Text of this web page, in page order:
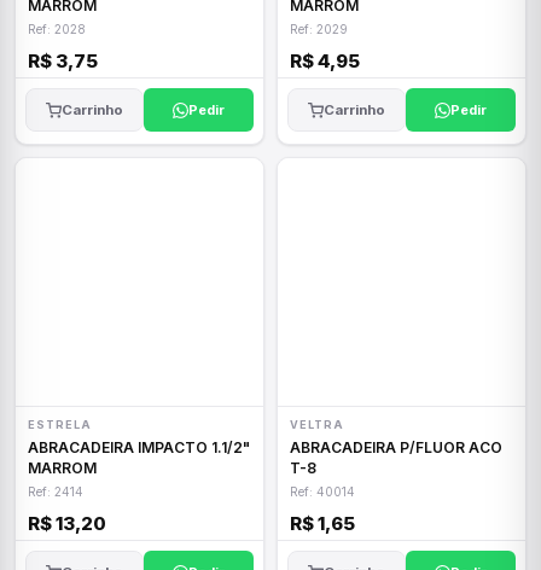
MARROM
Ref: 2028
R$ 3,75
Carrinho Pedir
MARROM
Ref: 2029
R$ 4,95
Carrinho Pedir
ESTRELA
ABRACADEIRA IMPACTO 1.1/2"
MARROM
Ref: 2414
R$ 13,20
VELTRA
ABRACADEIRA P/FLUOR ACO
T-8
Ref: 40014
R$ 1,65